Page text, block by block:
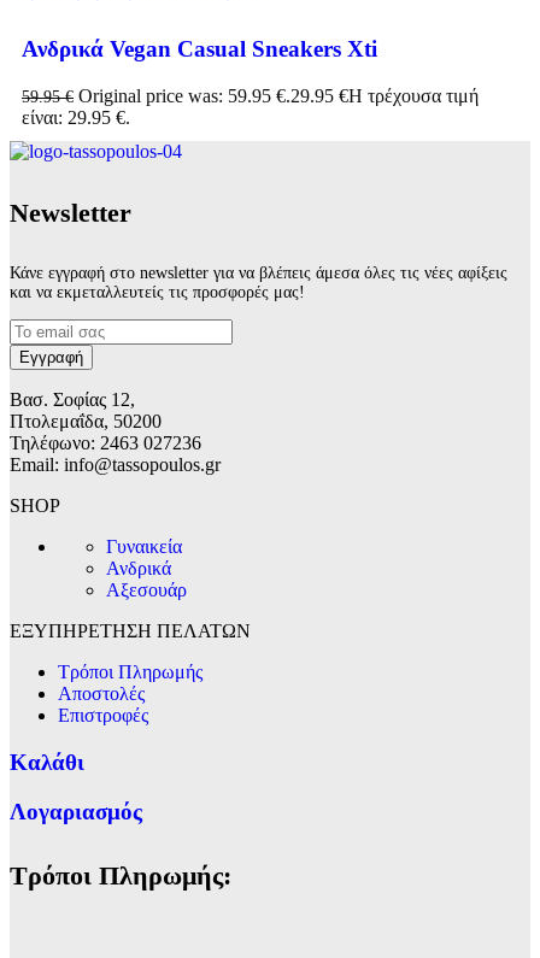
Ανδρικά Vegan Casual Sneakers Xti
59.95€ Original price was: 59.95 €.29.95 €Η τρέχουσα τιμή
είναι: 29.95 €.
Νewsletter
Κάνε εγγραφή στο newsletter για να βλέπεις άμεσα όλες τις νέες αφίξεις
και να εκμεταλλευτείς τις προσφορές μας!
Βασ. Σοφίας 12,
Πτολεμαΐδα, 50200
Τηλέφωνο: 2463 027236
Email: info@tassopoulos.gr
SHOP
Γυναικεία
Ανδρικά
Αξεσουάρ
ΕΞΥΠΗΡΕΤΗΣΗ ΠΕΛΑΤΩΝ
Τρόποι Πληρωμής
Αποστολές
Επιστροφές
Καλάθι
Λογαριασμός
Τρόποι Πληρωμής: